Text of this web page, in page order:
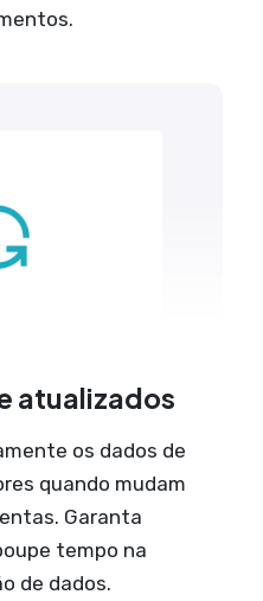
atualizados
os dados de
quando mudam
Garanta
tempo na
de dados.